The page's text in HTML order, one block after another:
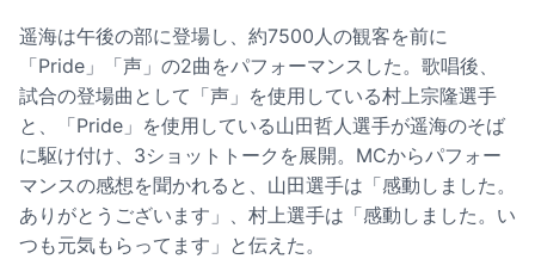
遥海は午後の部に登場し、約7500人の観客を前に
「Pride」「声」の2曲をパフォーマンスした。歌唱後、
試合の登場曲として「声」を使用している村上宗隆選手
と、「Pride」を使用している山田哲人選手が遥海のそば
に駆け付け、3ショットトークを展開。MCからパフォー
マンスの感想を聞かれると、山田選手は「感動しました。
ありがとうございます」、村上選手は「感動しました。い
つも元気もらってます」と伝えた。